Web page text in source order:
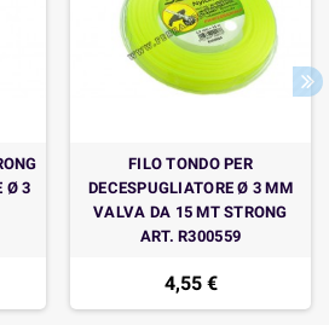
Ø 3
FILO TONDO PER
DECESPUGLIATORE Ø 3 MM
VALVA DA 15 MT STRONG
ART. R300559
4,55 €